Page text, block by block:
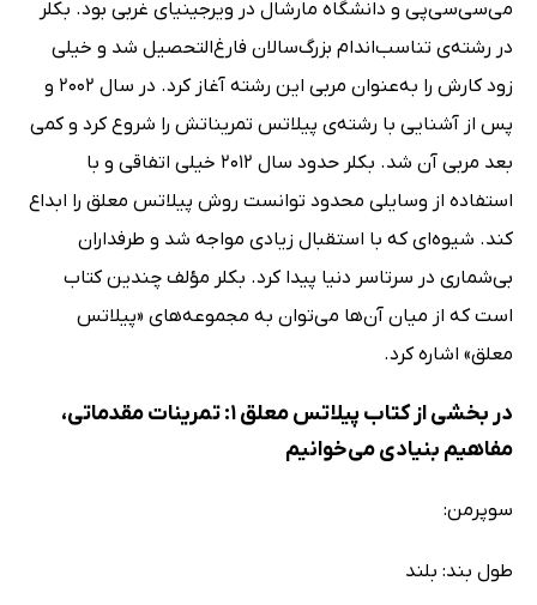
می‌سی‌سی‌پی و دانشگاه مارشال در ویرجینیای غربی بود. بکلر
در رشته‌ی تناسب‌اندام بزرگ‌سالان فارغ‌التحصیل شد و خیلی
زود کارش را به‌عنوان مربی این رشته آغاز کرد. در سال 2002 و
پس از آشنایی با رشته‌ی پیلاتس تمریناتش را شروع کرد و کمی
بعد مربی آن شد. بکلر حدود سال 2012 خیلی اتفاقی و با
استفاده از وسایلی محدود توانست روش پیلاتس معلق را ابداع
کند. شیوه‌ای که با استقبال زیادی مواجه شد و طرفداران
بی‌شماری در سرتاسر دنیا پیدا کرد. بکلر مؤلف چندین کتاب
است که از میان آن‌ها می‌توان به مجموعه‌های «پیلاتس
معلق» اشاره کرد.
در بخشی از کتاب پیلاتس معلق 1: تمرینات مقدماتی،
مفاهیم بنیادی می‌خوانیم
سوپرمن:
طول بند: بلند